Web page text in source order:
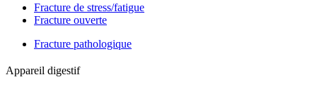
Fracture de stress/fatigue
Fracture ouverte
Fracture pathologique
Appareil digestif